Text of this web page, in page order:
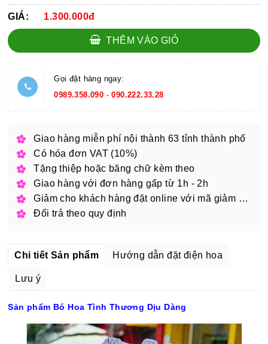
GIÁ: 1.300.000đ
THÊM VÀO GIỎ
Gọi đặt hàng ngay:
0989.358.090 -090.222.33.28
Giao hàng miễn phí nội thành 63 tỉnh thành phố
Có hóa đơn VAT (10%)
Tặng thiệp hoặc băng chữ kèm theo
Giao hàng với đơn hàng gấp từ 1h - 2h
Giảm cho khách hàng đặt online với mã giảm giá
Đổi trả theo quy định
Chi tiết Sản phẩm Hướng dẫn đặt điện hoa
Lưu ý
Sản phẩm Bó Hoa Tình Thương Dịu Dàng